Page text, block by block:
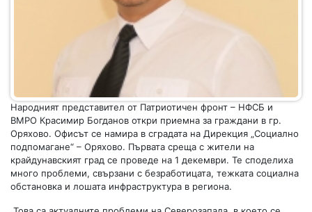
Народният представител от Патриотичен фронт – НФСБ и
ВМРО Красимир Богданов откри приемна за граждани в гр.
Оряхово. Офисът се намира в сградата на Дирекция „Социално
подпомагане“ – Оряхово. Първата среща с жители на
крайдунавският град се проведе на 1 декември. Те споделиха
много проблеми, свързани с безработицата, тежката социална
обстановка и лошата инфраструктура в региона.